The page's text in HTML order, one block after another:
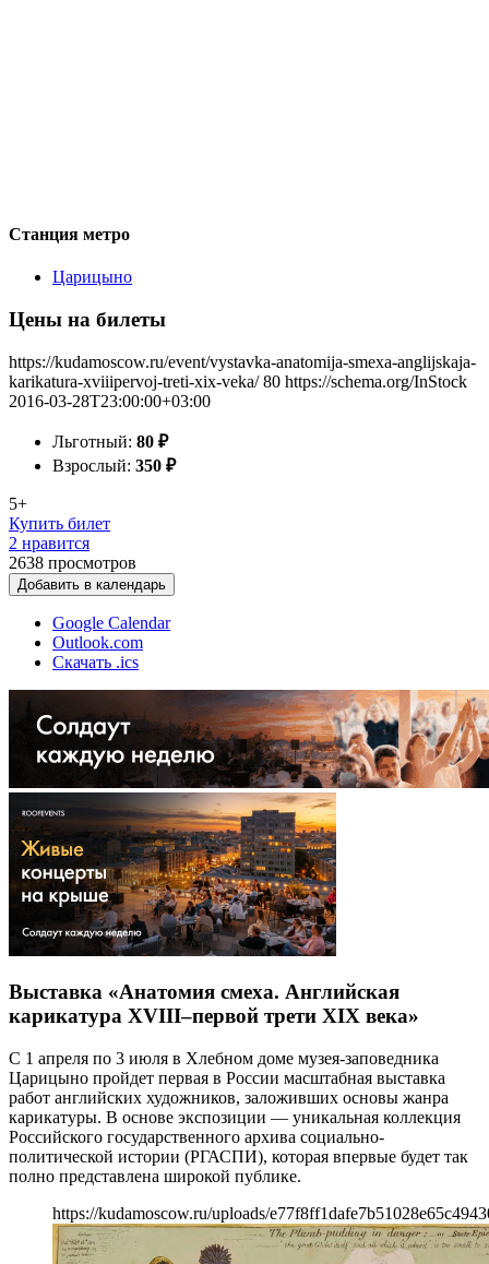
Станция метро
Царицыно
Цены на билеты
https://kudamoscow.ru/event/vystavka-anatomija-smexa-anglijskaja-
karikatura-xviiipervoj-treti-xix-veka/ 80 https://schema.org/InStock
2016-03-28T23:00:00+03:00
Льготный: 80 ₽
Взрослый: 350 ₽
5+
Купить билет
2 нравится
2638 просмотров
Добавить в календарь
Google Calendar
Outlook.com
Скачать .ics
Выставка «Анатомия смеха. Английская
карикатура XVIII–первой трети XIX века»
С 1 апреля по 3 июля в Хлебном доме музея-заповедника
Царицыно пройдет первая в России масштабная выставка
работ английских художников, заложивших основы жанра
карикатуры. В основе экспозиции — уникальная коллекция
Российского государственного архива социально-
политической истории (РГАСПИ), которая впервые будет так
полно представлена широкой публике.
https://kudamoscow.ru/uploads/